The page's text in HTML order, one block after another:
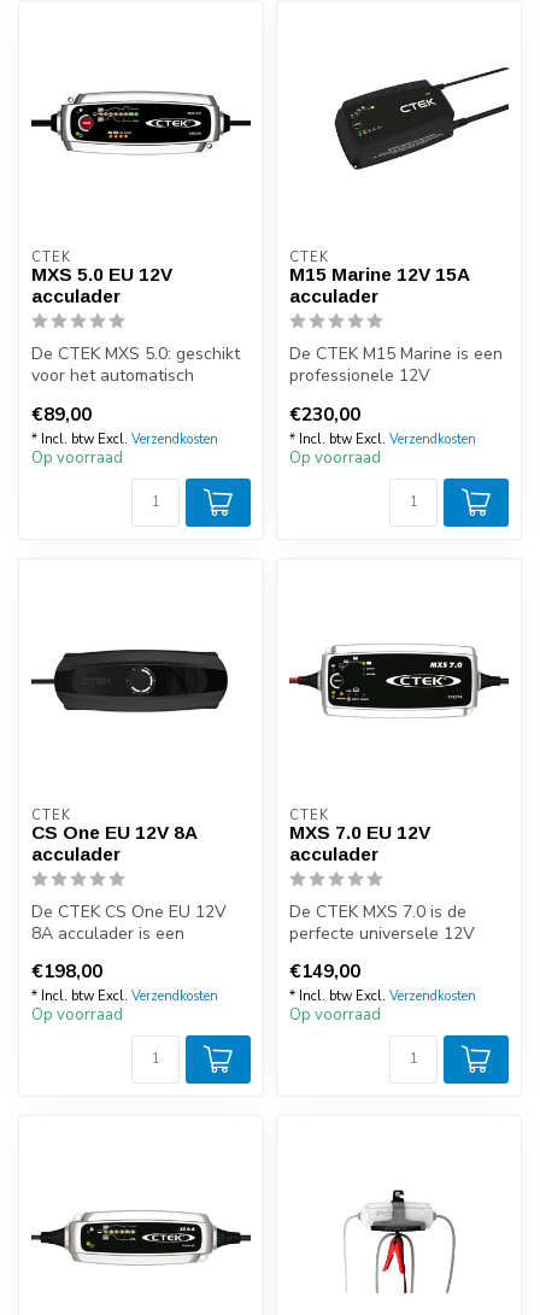
CTEK
MXS 5.0 EU 12V
acculader
De CTEK MXS 5.0: geschikt
voor het automatisch
van auto-...
€89,00
* Incl. btw Excl. Verzendkosten
Op voorraad
CTEK
M15 Marine 12V 15A
acculader
De CTEK M15 Marine is een
professionele 12V
ieder den...
€230,00
* Incl. btw Excl. Verzendkosten
Op voorraad
CTEK
CS One EU 12V 8A
acculader
De CTEK CS One EU 12V
8A acculader is een
druppellader, u...
€198,00
* Incl. btw Excl. Verzendkosten
Op voorraad
CTEK
MXS 7.0 EU 12V
acculader
De CTEK MXS 7.0 is de
perfecte universele 12V
is idea...
€149,00
* Incl. btw Excl. Verzendkosten
Op voorraad